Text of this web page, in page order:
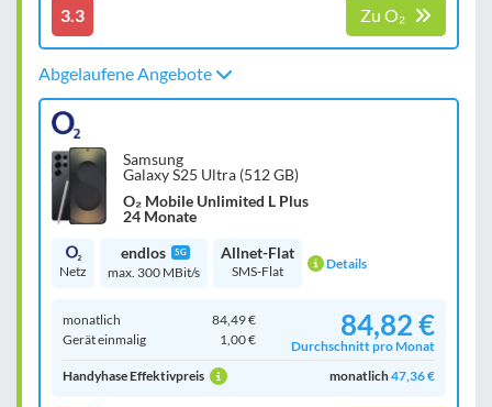
3.3 Zu O₂
Abgelaufene Angebote
Samsung
Galaxy S25 Ultra (512 GB)
O₂ Mobile Unlimited L Plus
24 Monate
Netz
endlos 5G
max. 300 MBit/s
Allnet-Flat
SMS-Flat Details
monatlich
84,49 €
Gerät einmalig
1,00 € 84,82 €
Durchschnitt pro Monat
Handyhase Effektivpreis
monatlich47,36 €